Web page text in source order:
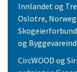
Innlandet og
Oslotre,
og
CircWOOD og